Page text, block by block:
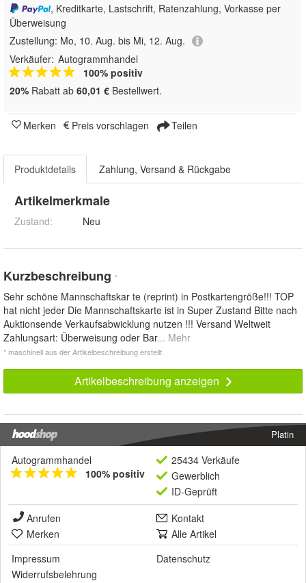
, Kreditkarte, Lastschrift, Ratenzahlung, Vorkasse per
Überweisung
Zustellung: Mo, 10. Aug. bis Mi, 12. Aug.
Verkäufer: Autogrammhandel
100% positiv
20% Rabatt ab 60,01 € Bestellwert.
Merken Preis vorschlagen Teilen
Produktdetails Zahlung, Versand & Rückgabe
Artikelmerkmale
Zustand: Neu
Kurzbeschreibung *
Sehr schöne Mannschaftskar te (reprint) in Postkartengröße!!! TOP
hat nicht jeder Die Mannschaftskarte ist in Super Zustand Bitte nach
Auktionsende Verkaufsabwicklung nutzen !!! Versand Weltweit
Zahlungsart: Überweisung oder Bar... Mehr
* maschinell aus der Artikelbeschreibung erstellt
Artikelbeschreibung anzeigen
Platin
Autogrammhandel
100% positiv
25434 Verkäufe
Gewerblich
ID-Geprüft
Anrufen
Kontakt
Merken
Alle Artikel
Impressum
Datenschutz
Widerrufsbelehrung